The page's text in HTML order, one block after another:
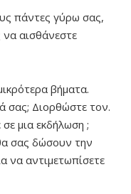
πάντες γύρω σας,
να αισθάνεστε
βήματα.
σας; Διορθώστε τον.
μια εκδήλωση ;
θα σας δώσουν την
να αντιμετωπίσετε